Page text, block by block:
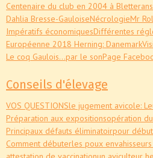
Centenaire du club en 2004 à Bletterans
Dahlia Bresse-GauloiseNécrologieMr
Impératifs économiquesDifférentes
Européenne 2018 Herning: Danemark
Le coq Gaulois...par le sonPage
Conseils d'élevage
VOS QUESTIONSle jugement avicole:
Préparation aux expositionsopération
Principaux défauts éliminatoirpour
Comment débuterles poux